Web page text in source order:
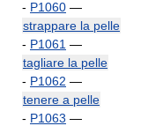
- P1060 —
strappare la pelle
- P1061 —
tagliare la pelle
- P1062 —
tenere a pelle
- P1063 —